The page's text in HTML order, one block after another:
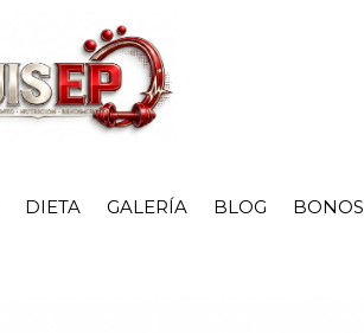
DIETA GALERÍA BLOG BONOS